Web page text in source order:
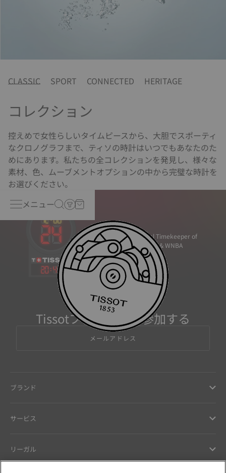
CLASSIC SPORT CONNECTED HERITAGE
コレクション
控えめで女性らしいタイムピースから、大胆でスポーティ
なクロノグラフまで、ティソの時計はいつでもあなたのた
めにあります。私たちの全コレクションを発見し、様々な
素材、色、ムーブメントオプションの中から完璧な時計を
お選びください。
メニュー
20:41
Official Timekeeper of
the NBA & WNBA
Tissotファミリーに参加する
メールアドレス
ブランド
サービス
リーガル